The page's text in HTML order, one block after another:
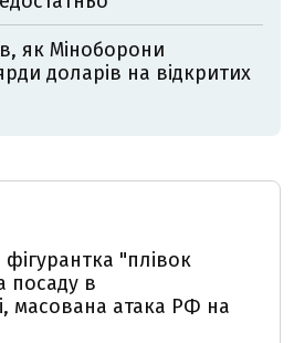
як Міноборони
доларів на відкритих
"плівок
посаду в
масована атака РФ на